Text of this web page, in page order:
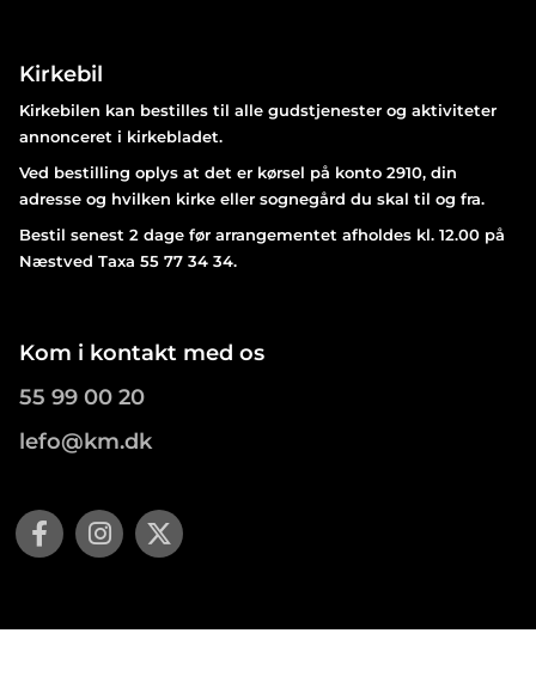
Kirkebil
Kirkebilen kan bestilles til alle gudstjenester og aktiviteter
annonceret i kirkebladet.
Ved bestilling oplys at det er kørsel på konto 2910, din
adresse og hvilken kirke eller sognegård du skal til og fra.
Bestil senest 2 dage før arrangementet afholdes kl. 12.00 på
Næstved Taxa 55 77 34 34.
Kom i kontakt med os
55 99 00 20
lefo@km.dk